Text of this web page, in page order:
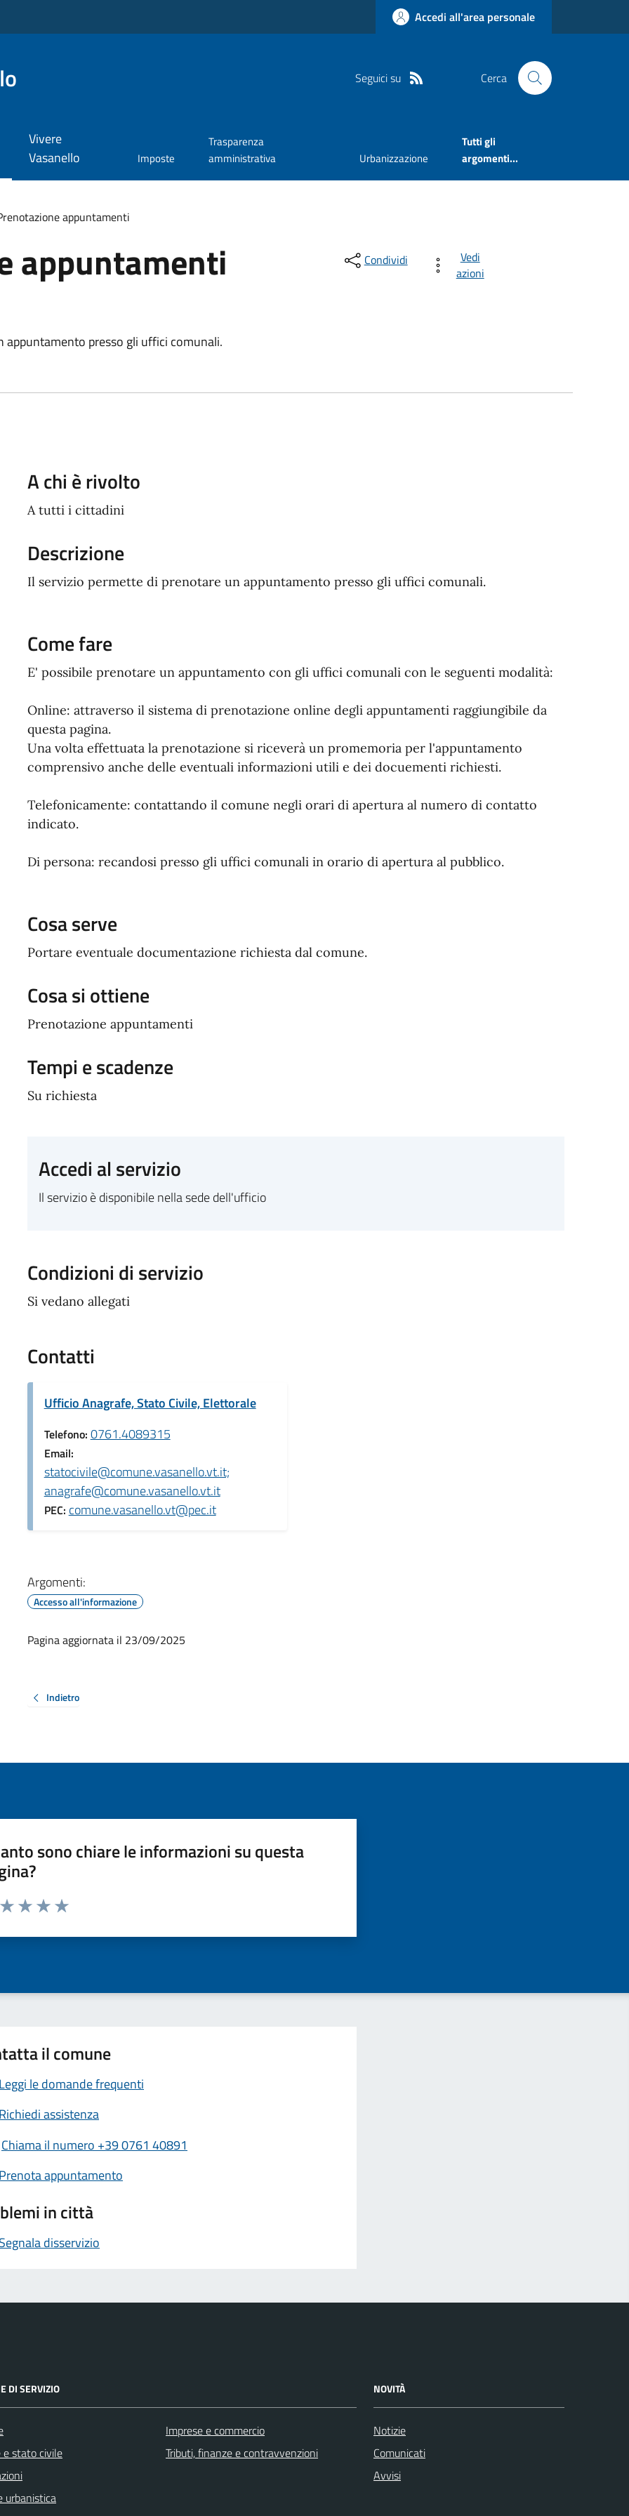
Accedi all'area personale
Seguici su Cerca
Vivere
Vasanello
Imposte
Trasparenza
amministrativa
Urbanizzazione
Tutti gli
argomenti...
appuntamenti
appuntamenti
appuntamento presso gli uffici comunali.
Condividi
Vedi
azioni
A chi è rivolto
A tutti i cittadini
Descrizione
Il servizio permette di prenotare un appuntamento presso gli uffici comunali.
Come fare
E' possibile prenotare un appuntamento con gli uffici comunali con le seguenti modalità:
Online: attraverso il sistema di prenotazione online degli appuntamenti raggiungibile da
questa pagina.
Una volta effettuata la prenotazione si riceverà un promemoria per l'appuntamento
comprensivo anche delle eventuali informazioni utili e dei docuementi richiesti.
Telefonicamente: contattando il comune negli orari di apertura al numero di contatto
indicato.
Di persona: recandosi presso gli uffici comunali in orario di apertura al pubblico.
Cosa serve
Portare eventuale documentazione richiesta dal comune.
Cosa si ottiene
Prenotazione appuntamenti
Tempi e scadenze
Su richiesta
Accedi al servizio
Il servizio è disponibile nella sede dell'ufficio
Condizioni di servizio
Si vedano allegati
Contatti
Ufficio Anagrafe, Stato Civile, Elettorale
Telefono: 0761.4089315
Email:
statocivile@comune.vasanello.vt.it;
anagrafe@comune.vasanello.vt.it
PEC: comune.vasanello.vt@pec.it
Argomenti:
Accesso all'informazione
Pagina aggiornata il 23/09/2025
Indietro
sono chiare le informazioni su questa
da 1 a 5 stelle la pagina
il comune
Leggi le domande frequenti
Richiedi assistenza
Chiama il numero +39 0761 40891
Prenota appuntamento
in città
Segnala disservizio
DI SERVIZIO
e stato civile
urbanistica
Imprese e commercio
Tributi, finanze e contravvenzioni
NOVITÀ
Notizie
Comunicati
Avvisi